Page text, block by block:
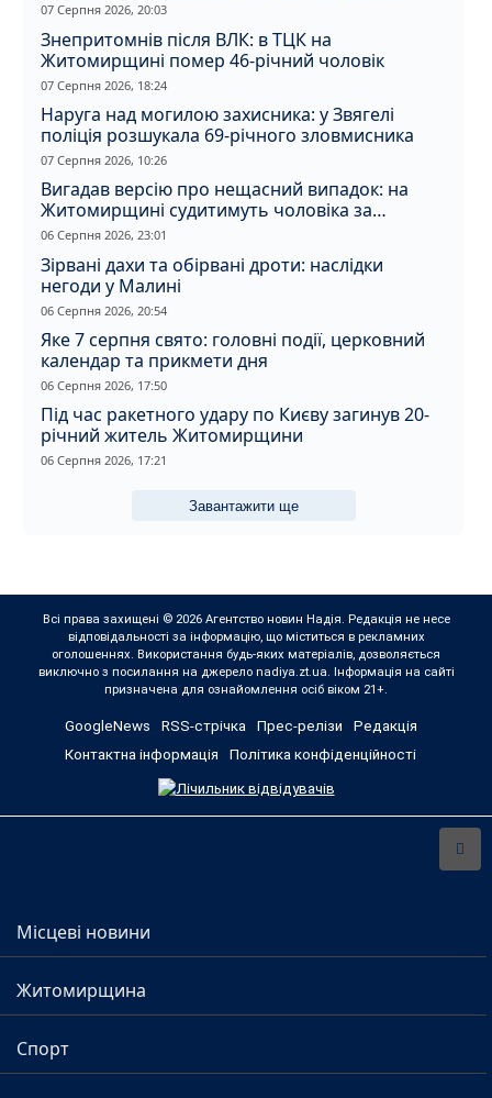
07 Серпня 2026, 20:03
Знепритомнів після ВЛК: в ТЦК на
Житомирщині помер 46-річний чоловік
07 Серпня 2026, 18:24
Наруга над могилою захисника: у Звягелі
поліція розшукала 69-річного зловмисника
07 Серпня 2026, 10:26
Вигадав версію про нещасний випадок: на
Житомирщині судитимуть чоловіка за
вбивство співмешканки
06 Серпня 2026, 23:01
Зірвані дахи та обірвані дроти: наслідки
негоди у Малині
06 Серпня 2026, 20:54
Яке 7 серпня свято: головні події, церковний
календар та прикмети дня
06 Серпня 2026, 17:50
Під час ракетного удару по Києву загинув 20-
річний житель Житомирщини
06 Серпня 2026, 17:21
Завантажити ще
Всі права захищені © 2026 Агентство новин Надія. Редакція не несе
відповідальності за інформацію, що міститься в рекламних
оголошеннях. Використання будь-яких матеріалів, дозволяється
виключно з посилання на джерело nadiya.zt.ua. Інформація на сайті
призначена для ознайомлення осіб віком 21+.
GoogleNews RSS-стрічка Прес-релізи
Редакція
Контактна інформація
Політика конфіденційності
Місцеві новини
Житомирщина
Спорт